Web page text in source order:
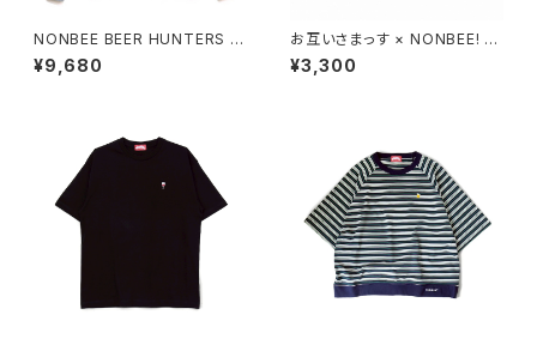
NONBEE BEER HUNTERS S
WEAT grey/green
¥9,680
お互いさまっす × NONBEE! C
OLLAB GLASS SET
¥3,300